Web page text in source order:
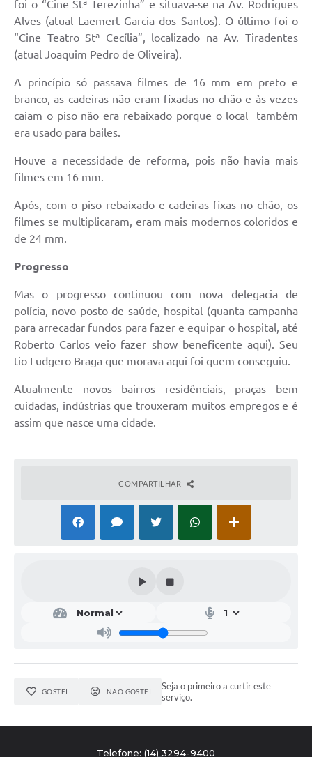
foi o “Cine Stª Terezinha” e situava-se na Av. Rodrigues
Alves (atual Laemert Garcia dos Santos). O último foi o
“Cine Teatro Stª Cecília”, localizado na Av. Tiradentes
(atual Joaquim Pedro de Oliveira).
A princípio só passava filmes de 16 mm em preto e
branco, as cadeiras não eram fixadas no chão e às vezes
caiam o piso não era rebaixado porque o local também
era usado para bailes.
Houve a necessidade de reforma, pois não havia mais
filmes em 16 mm.
Após, com o piso rebaixado e cadeiras fixas no chão, os
filmes se multiplicaram, eram mais modernos coloridos e
de 24 mm.
Progresso
Mas o progresso continuou com nova delegacia de
polícia, novo posto de saúde, hospital (quanta campanha
para arrecadar fundos para fazer e equipar o hospital, até
Roberto Carlos veio fazer show beneficente aqui). Seu
tio Ludgero Braga que morava aqui foi quem conseguiu.
Atualmente novos bairros residênciais, praças bem
cuidadas, indústrias que trouxeram muitos empregos e é
assim que nasce uma cidade.
COMPARTILHAR
GOSTEI NÃO GOSTEI
Seja o primeiro a curtir este
serviço.
Telefone: (14) 3294-9400